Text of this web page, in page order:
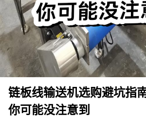
链板线输送机选购避坑指
你可能没注意到